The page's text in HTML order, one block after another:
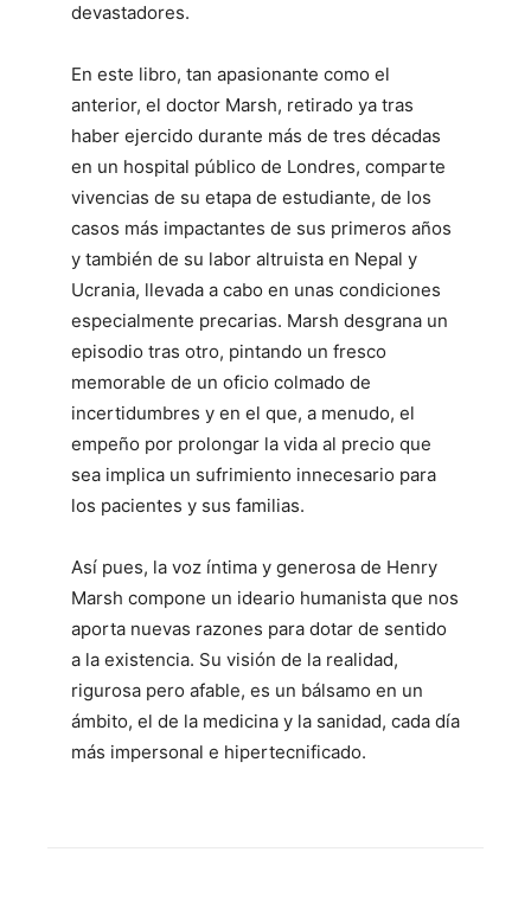
devastadores.
En este libro, tan apasionante como el
anterior, el doctor Marsh, retirado ya tras
haber ejercido durante más de tres décadas
en un hospital público de Londres, comparte
vivencias de su etapa de estudiante, de los
casos más impactantes de sus primeros años
y también de su labor altruista en Nepal y
Ucrania, llevada a cabo en unas condiciones
especialmente precarias. Marsh desgrana un
episodio tras otro, pintando un fresco
memorable de un oficio colmado de
incertidumbres y en el que, a menudo, el
empeño por prolongar la vida al precio que
sea implica un sufrimiento innecesario para
los pacientes y sus familias.
Así pues, la voz íntima y generosa de Henry
Marsh compone un ideario humanista que nos
aporta nuevas razones para dotar de sentido
a la existencia. Su visión de la realidad,
rigurosa pero afable, es un bálsamo en un
ámbito, el de la medicina y la sanidad, cada día
más impersonal e hipertecnificado.